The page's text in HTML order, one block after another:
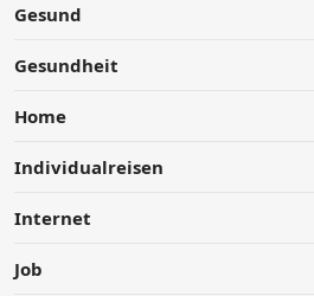
Gesund
Gesundheit
Home
Individualreisen
Internet
Job